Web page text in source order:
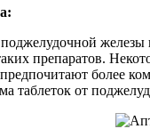
препаратов.
более
таблеток от